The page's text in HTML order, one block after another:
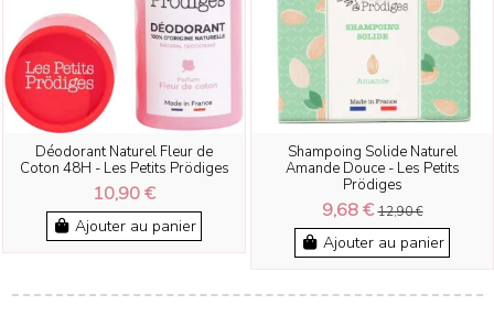
Déodorant Naturel Fleur de
Coton 48H - Les Petits Prödiges
10,90 €
Ajouter au panier
Shampoing Solide Naturel
Amande Douce - Les Petits
Prödiges
9,68 €12,90 €
Ajouter au panier